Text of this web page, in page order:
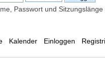
Passwort und Sitzungslänge
Kalender Einloggen